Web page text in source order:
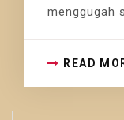
menggugah
READ